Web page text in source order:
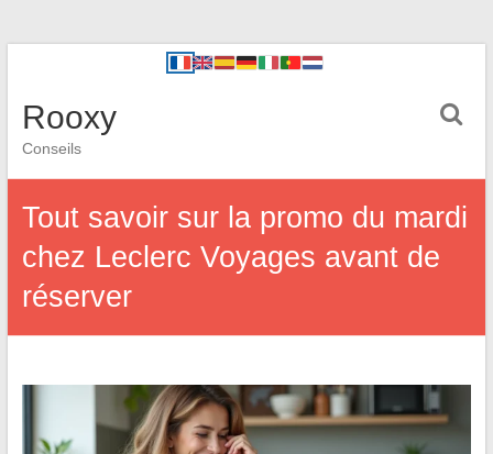
Rooxy
Conseils
Tout savoir sur la promo du mardi
chez Leclerc Voyages avant de
réserver